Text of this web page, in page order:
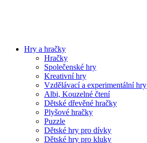
Hry a hračky
Hračky
Společenské hry
Kreativní hry
Vzdělávací a experimentální hry
Albi, Kouzelné čtení
Dětské dřevěné hračky
Plyšové hračky
Puzzle
Dětské hry pro dívky
Dětské hry pro kluky